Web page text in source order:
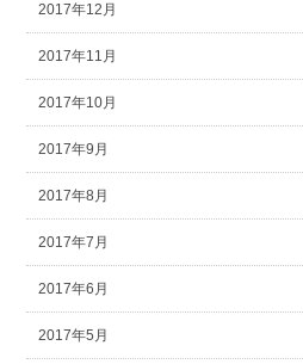
2017年12月
2017年11月
2017年10月
2017年9月
2017年8月
2017年7月
2017年6月
2017年5月